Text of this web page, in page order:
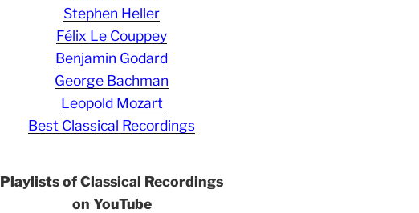
Stephen Heller
Félix Le Couppey
Benjamin Godard
George Bachman
Leopold Mozart
Best Classical Recordings
Playlists of Classical Recordings
on YouTube